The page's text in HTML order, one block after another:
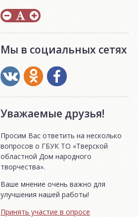
Мы в социальных сетях
Уважаемые друзья!
Просим Вас ответить на несколько
вопросов о ГБУК ТО «Тверской
областной Дом народного
творчества».
Ваше мнение очень важно для
улучшения нашей работы!
Принять участие в опросе